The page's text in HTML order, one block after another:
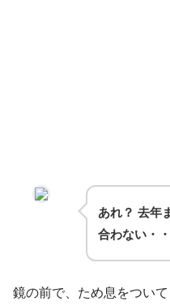
あれ？ 去年
合わない・・
鏡の前で、ため息をつい